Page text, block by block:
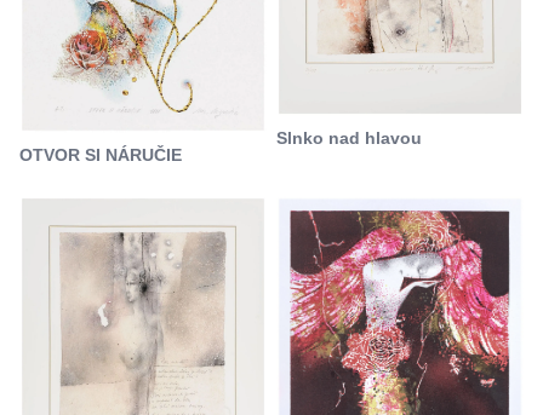
OTVOR SI NÁRUČIE
Slnko nad hlavou